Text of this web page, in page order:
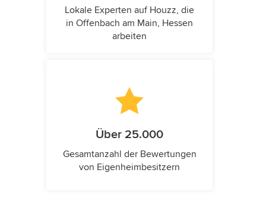
Lokale Experten auf Houzz, die
in Offenbach am Main, Hessen
arbeiten
Über 25.000
Gesamtanzahl der Bewertungen
von Eigenheimbesitzern